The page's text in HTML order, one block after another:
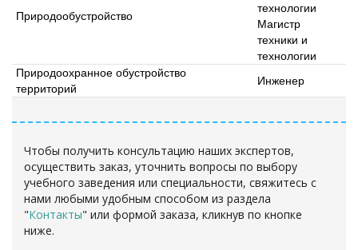
Природообустройство
технологии
Магистр
техники и
технологии
Природоохранное обустройство
территорий
Инженер
Чтобы получить консультацию наших экспертов,
осуществить заказ, уточнить вопросы по выбору
учебного заведения или специальности, свяжитесь с
нами любыми удобным способом из раздела
"Контакты" или формой заказа, кликнув по кнопке
ниже.